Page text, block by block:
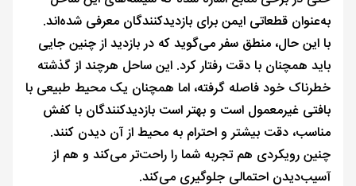
به‌عنوان قطعاتی ایمن برای بازدیدکنندگان معرفی شده‌اند.
با این حال، منطق سفر می‌گوید که در بازدید از چنین جایی
باید همچنان با دقت رفتار کرد. این ساحل هرچند از گذشته
خطرناک خود فاصله گرفته، اما همچنان یک محیط طبیعی با
بافتی غیرمعمول است و بهتر است بازدیدکنندگان با کفش
مناسب، دقت بیشتر و احترام به محیط از آن دیدن کنند.
چنین رویکردی هم تجربه شما را راحت‌تر می‌کند و هم از
آسیب‌دیدن احتمالی جلوگیری می‌کند.